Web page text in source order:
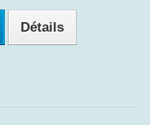
Détails